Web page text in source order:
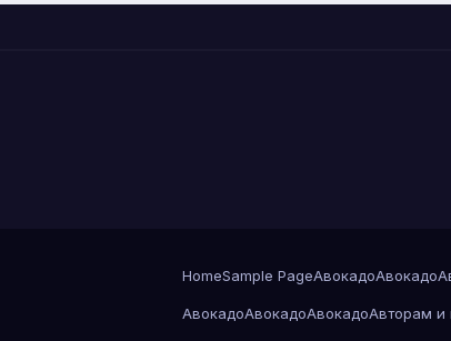
HomeSample PageАвокадоАвокадо
АвокадоАвокадоАвокадоАвторам и